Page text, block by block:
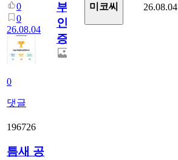
0
0
26.08.04
0
댓글
부
인
증
미코씨 26.08.04
196726
틈새 공